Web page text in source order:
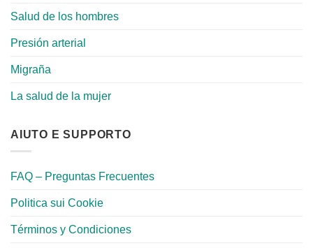
Salud de los hombres
Presión arterial
Migraña
La salud de la mujer
AIUTO E SUPPORTO
FAQ – Preguntas Frecuentes
Politica sui Cookie
Términos y Condiciones